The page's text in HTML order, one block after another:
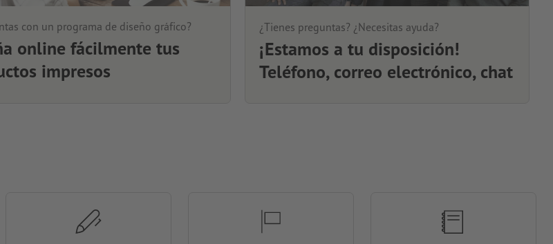
con un programa de diseño gráfico?
online fácilmente tus
impresos
¿Tienes preguntas? ¿Necesitas ayuda?
¡Estamos a tu disposición!
Teléfono, correo electrónico, chat